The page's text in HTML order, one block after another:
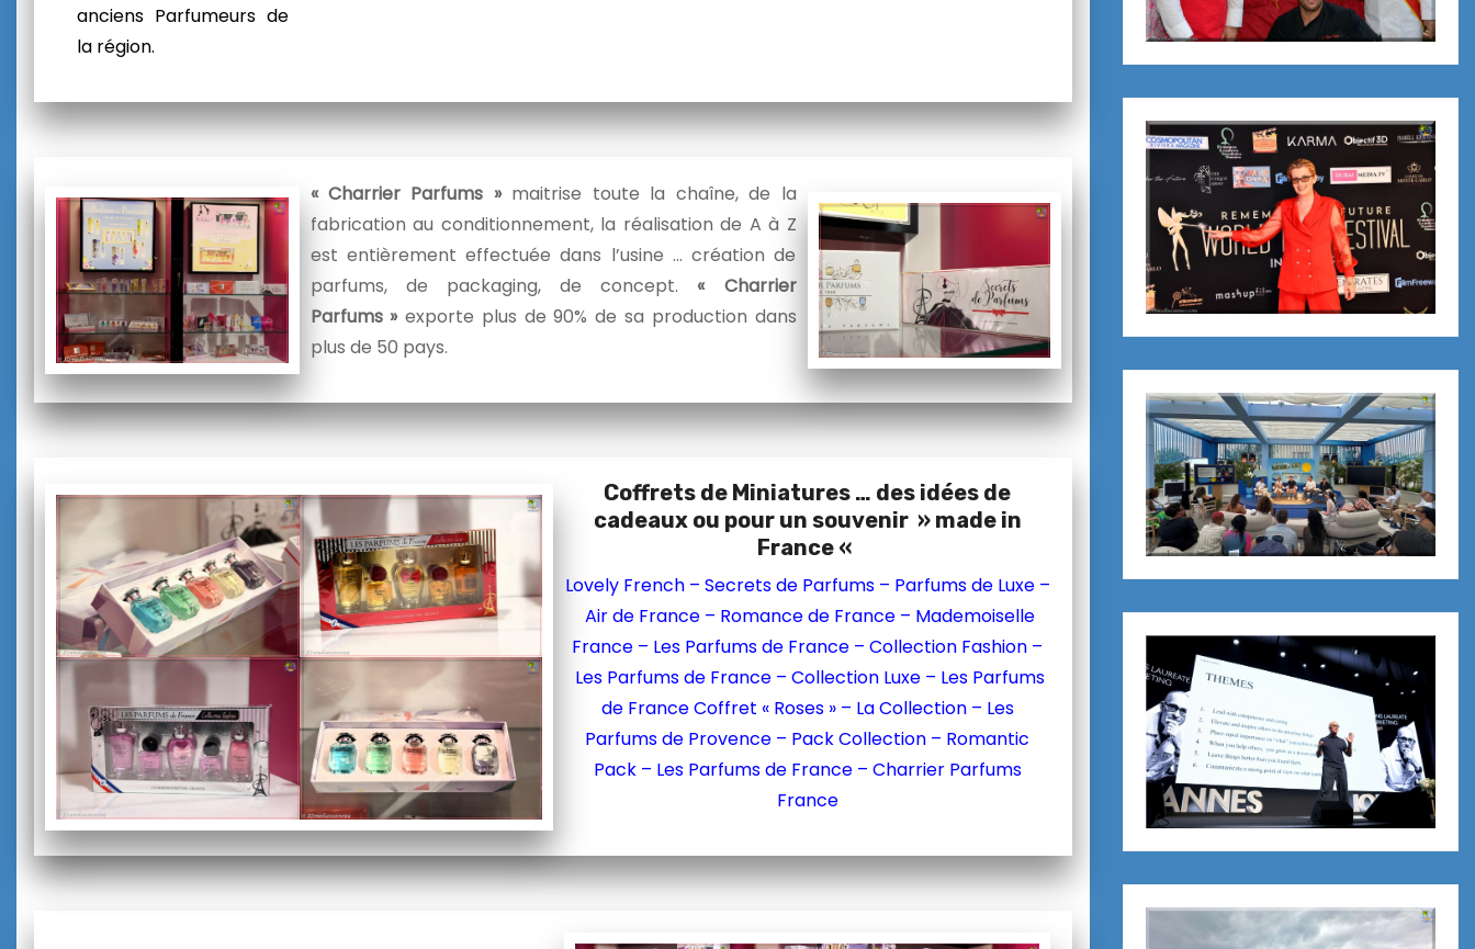
anciens Parfumeurs de
la région.
« Charrier Parfums »maitrise toute la chaîne, de la
fabrication au conditionnement, la réalisation de A à Z
est entièrement effectuée dans l’usine … création de
parfums, de packaging, de concept.« Charrier
Parfums »exporte plus de 90% de sa production dans
plus de 50 pays.
Coffrets de Miniatures … des idées de
cadeaux ou pour un souvenir » made in
France «
Lovely French – Secrets de Parfums – Parfums de Luxe –
Air de France – Romance de France – Mademoiselle
France – Les Parfums de France – Collection Fashion –
Les Parfums de France – Collection Luxe – Les Parfums
de France Coffret « Roses » – La Collection – Les
Parfums de Provence – Pack Collection – Romantic
Pack – Les Parfums de France – Charrier Parfums
France